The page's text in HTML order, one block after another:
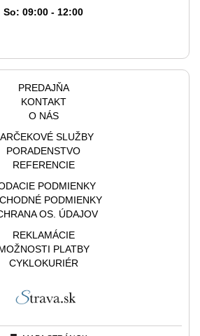
So: 09:00 - 12:00
PREDAJŇA
KONTAKT
O NÁS
SLUŽBY
PORADENSTVO
REFERENCIE
PODMIENKY
PODMIENKY
OS. ÚDAJOV
REKLAMÁCIE
PLATBY
CYKLOKURIÉR